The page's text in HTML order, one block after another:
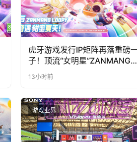
虎牙游戏发行IP矩阵再落重磅
子！顶流“女明星”ZANMANG
LOOPY 正版3D消除手游《消
奇遇》惊喜曝光
13小时前
游戏业界